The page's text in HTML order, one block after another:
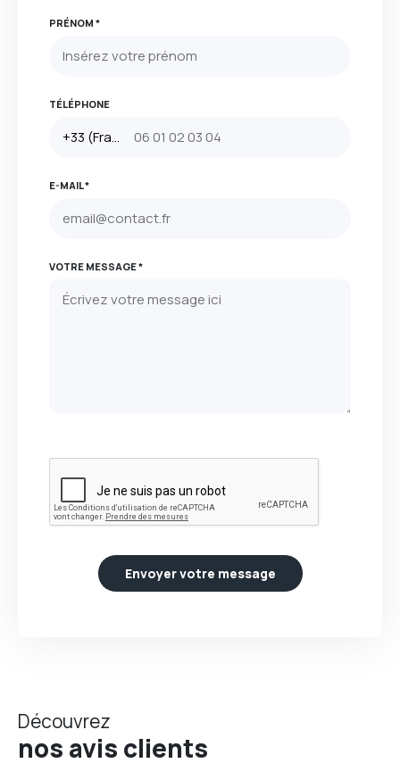
PRÉNOM *
TÉLÉPHONE
E-MAIL *
VOTRE MESSAGE *
Envoyer votre message
Découvrez
nos avis clients